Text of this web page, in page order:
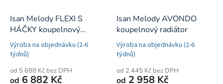
Isan Melody FLEXI S
HÁČKY koupelnový
radiátor
Výroba na objednávku (2-6
týdnů)
od 5 688 Kč bez DPH
od 6 882 Kč
Isan Melody AVONDO
koupelnový radiátor
Výroba na objednávku (2-6
týdnů)
od 2 445 Kč bez DPH
od 2 958 Kč